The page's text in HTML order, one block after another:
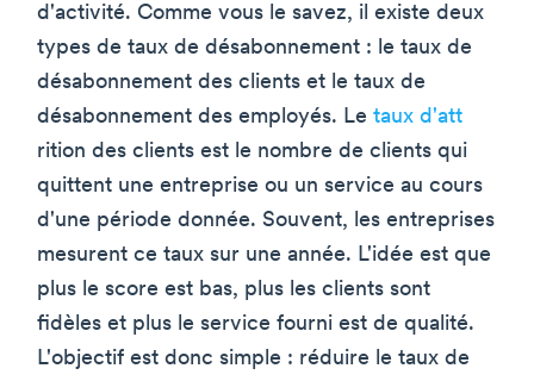
d'activité. Comme vous le savez, il existe deux
types de taux de désabonnement : le taux de
désabonnement des clients et le taux de
désabonnement des employés. Le taux d'att
rition des clients est le nombre de clients qui
quittent une entreprise ou un service au cours
d'une période donnée. Souvent, les entreprises
mesurent ce taux sur une année. L'idée est que
plus le score est bas, plus les clients sont
fidèles et plus le service fourni est de qualité.
L'objectif est donc simple : réduire le taux de